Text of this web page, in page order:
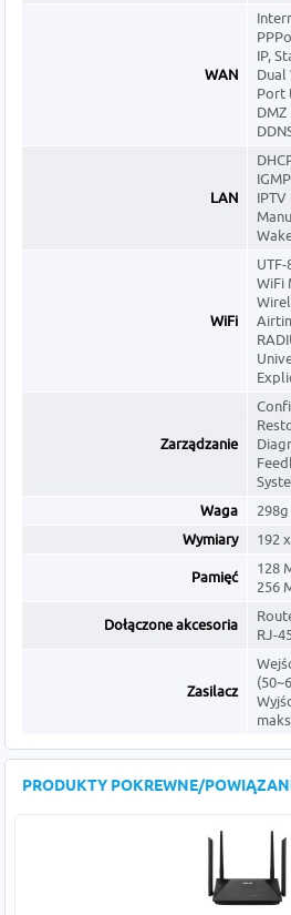
WAN
IP,
Dual
Port
DMZ
LAN
IPTV
WiFi
UTF-
WiFi
Zarządzanie
Waga
298g
Wymiary
192
Pamięć
128
256
Dołączone akcesoria
RJ-
Zasilacz
PRODUKTY POKREWNE/